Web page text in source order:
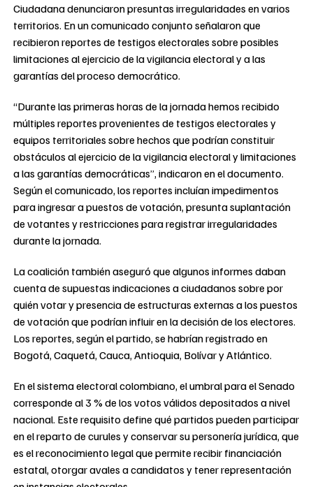
Ciudadana denunciaron presuntas irregularidades en varios
territorios. En un comunicado conjunto señalaron que
recibieron reportes de testigos electorales sobre posibles
limitaciones al ejercicio de la vigilancia electoral y a las
garantías del proceso democrático.
“Durante las primeras horas de la jornada hemos recibido
múltiples reportes provenientes de testigos electorales y
equipos territoriales sobre hechos que podrían constituir
obstáculos al ejercicio de la vigilancia electoral y limitaciones
a las garantías democráticas”, indicaron en el documento.
Según el comunicado, los reportes incluían impedimentos
para ingresar a puestos de votación, presunta suplantación
de votantes y restricciones para registrar irregularidades
durante la jornada.
La coalición también aseguró que algunos informes daban
cuenta de supuestas indicaciones a ciudadanos sobre por
quién votar y presencia de estructuras externas a los puestos
de votación que podrían influir en la decisión de los electores.
Los reportes, según el partido, se habrían registrado en
Bogotá, Caquetá, Cauca, Antioquia, Bolívar y Atlántico.
En el sistema electoral colombiano, el umbral para el Senado
corresponde al 3 % de los votos válidos depositados a nivel
nacional. Este requisito define qué partidos pueden participar
en el reparto de curules y conservar su personería jurídica, que
es el reconocimiento legal que permite recibir financiación
estatal, otorgar avales a candidatos y tener representación